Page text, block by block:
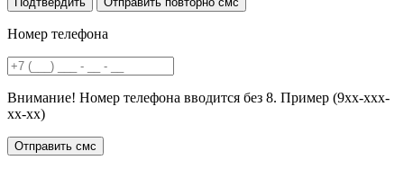
Номер телефона
Внимание! Номер телефона вводится без 8. Пример (9хх-ххх-
хх-хх)